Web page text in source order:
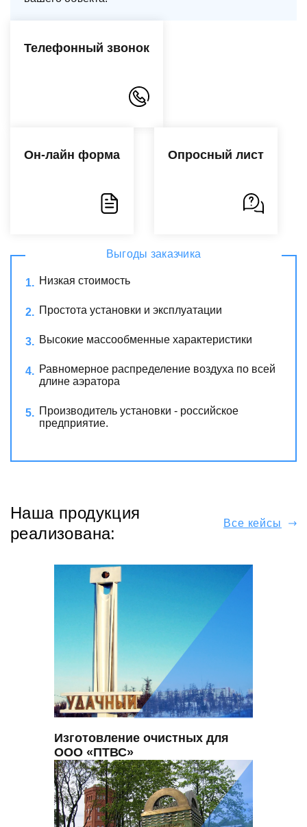
Телефонный звонок
Он-лайн форма Опросный лист
Выгоды заказчика
Низкая стоимость
Простота установки и эксплуатации
Высокие массообменные характеристики
Равномерное распределение воздуха по всей
длине аэратора
Производитель установки - российское
предприятие.
Наша продукция
реализована:
Все кейсы
Изготовление очистных для
ООО «ПТВС»